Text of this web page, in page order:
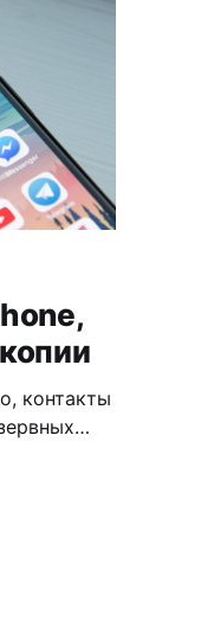
контакты